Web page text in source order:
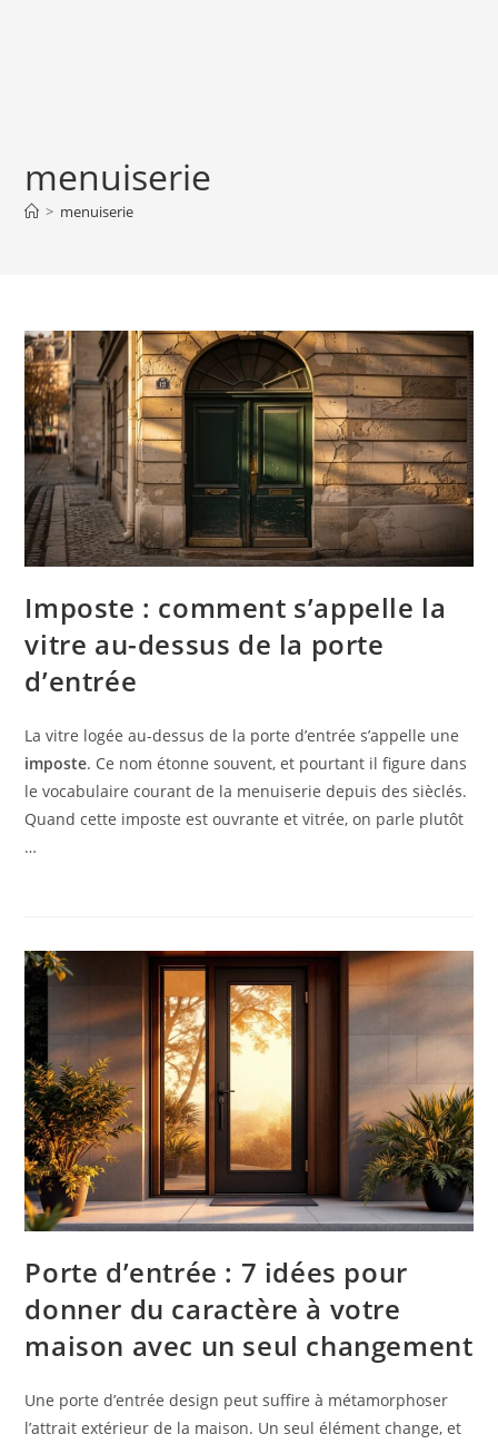
menuiserie
> menuiserie
Imposte : comment s’appelle la
vitre au-dessus de la porte
d’entrée
La vitre logée au-dessus de la porte d’entrée s’appelle une
imposte. Ce nom étonne souvent, et pourtant il figure dans
le vocabulaire courant de la menuiserie depuis des sièclés.
Quand cette imposte est ouvrante et vitrée, on parle plutôt
…
Porte d’entrée : 7 idées pour
donner du caractère à votre
maison avec un seul changement
Une porte d’entrée design peut suffire à métamorphoser
l’attrait extérieur de la maison. Un seul élément change, et